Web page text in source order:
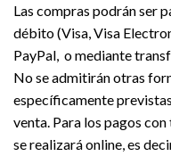
Las compras podrán ser
débito (Visa, Visa
PayPal, o mediante
No se admitirán otras
específicamente
venta. Para los pagos
se realizará online, es